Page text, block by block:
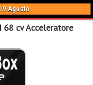
9 Agosto
68 cv Acceleratore